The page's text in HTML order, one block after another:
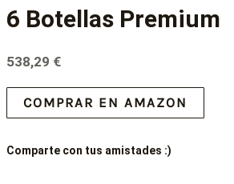
6 Botellas Premium
538,29 €
COMPRAR EN AMAZON
Comparte con tus amistades :)